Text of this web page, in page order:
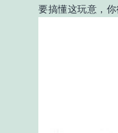
要搞懂这玩意，你